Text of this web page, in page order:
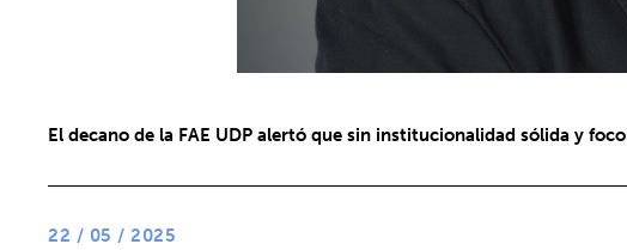
El decano de la FAE UDP alertó que sin institucionalidad sólida y
22 / 05 / 2025